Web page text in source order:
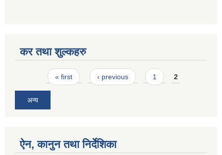
कर तथा शुल्कहरु
Pages« first ‹ previous 1 2
अन्य
ऐन, कानुन तथा निर्देशिका